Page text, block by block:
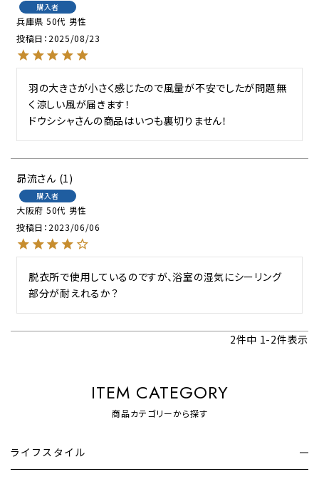
購入者
兵庫県 50代 男性
投稿日 2025/08/23
羽の大きさが小さく感じたので風量が不安でしたが問題無
く涼しい風が届きます！
ドウシシャさんの商品はいつも裏切りません！
昴流 1
購入者
大阪府 50代 男性
投稿日 2023/06/06
脱衣所で使用しているのですが、浴室の湿気にシーリング
部分が耐えれるか？
2件中 1-2件表示
ITEM CATEGORY
商品カテゴリーから探す
ライフスタイル